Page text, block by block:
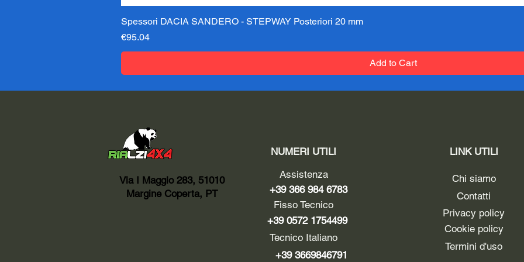
Spessori DACIA SANDERO - STEPWAY Posteriori 20 mm
Price
€95.04
Add to Cart
Via I Maggio 283, 51010
Margine Coperta, PT
NUMERI UTILI
Assistenza
+39 366 984 6783
Fisso Tecnico
+39 0572 1754499
Tecnico Italiano
+39 3669846791
LINK UTILI
Chi siamo
Contatti
Privacy policy
Cookie policy
Termini d'uso